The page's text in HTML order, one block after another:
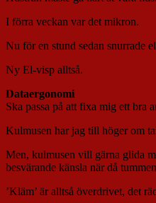
I förra veckan var det mikron.
Nu för en stund sedan snurrade
Ny El-visp alltså.
Dataergonomi
Ska passa på att fixa mig ett bra
Kulmusen har jag till höger om
Men, kulmusen vill gärna glida
besvärande känsla när då
’Kläm’ är alltså överdrivet, det